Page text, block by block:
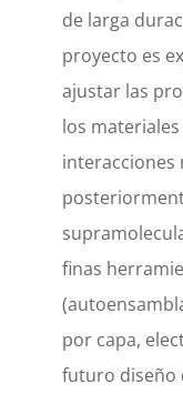
de larga
proyecto es
ajustar las
los
interacciones
finas
por capa,
futuro diseño